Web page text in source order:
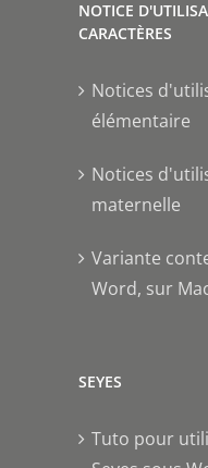
NOTICE
CARACTÈRES
Notices
élémentaire
Notices
maternelle
Variante
Word, sur
SEYES
Tuto pour